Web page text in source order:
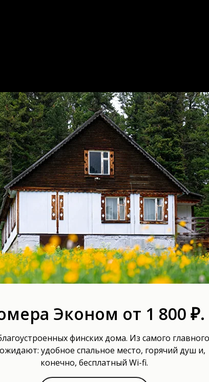
Эконом от 1 800 ₽.
финских дома. Из самого главного
удобное спальное место, горячий душ и,
конечно, бесплатный Wi-fi.